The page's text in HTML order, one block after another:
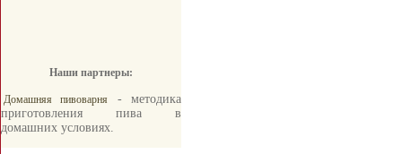
Наши партнеры:
Домашняя пивоварня
- методика
приготовления пива в
домашних условиях.